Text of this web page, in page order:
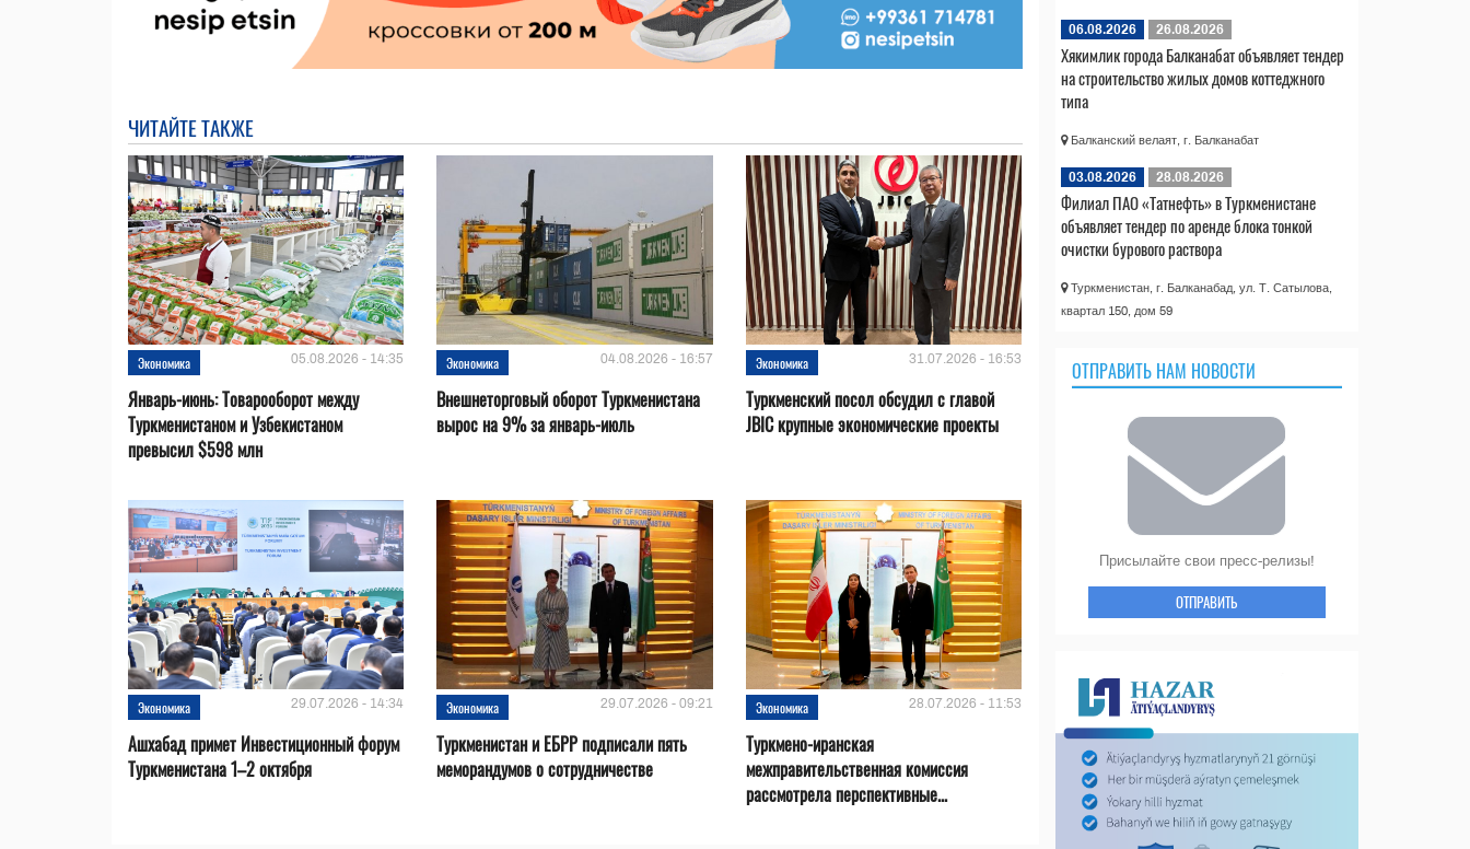
ЧИТАЙТЕ ТАКЖЕ
Экономика 05.08.2026 - 14:35
Январь-июнь: Товарооборот между
Туркменистаном и Узбекистаном
превысил $598 млн
Экономика 04.08.2026 - 16:57
Внешнеторговый оборот Туркменистана
вырос на 9% за январь-июль
Экономика 31.07.2026 - 16:53
Туркменский посол обсудил с главой
JBIC крупные экономические проекты
Экономика 29.07.2026 - 14:34
Ашхабад примет Инвестиционный форум
Туркменистана 1–2 октября
Экономика 29.07.2026 - 09:21
Туркменистан и ЕБРР подписали пять
меморандумов о сотрудничестве
Экономика 28.07.2026 - 11:53
Туркмено-иранская
межправительственная комиссия
рассмотрела перспективные...
06.08.2026 26.08.2026
Хякимлик города Балканабат объявляет тендер
на строительство жилых домов коттеджного
типа
Балканский велаят, г. Балканабат
03.08.2026 28.08.2026
Филиал ПАО «Татнефть» в Туркменистане
объявляет тендер по аренде блока тонкой
очистки бурового раствора
Туркменистан, г. Балканабад, ул. Т. Сатылова,
квартал 150, дом 59
ОТПРАВИТЬ НАМ НОВОСТИ
Присылайте свои пресс-релизы!
ОТПРАВИТЬ